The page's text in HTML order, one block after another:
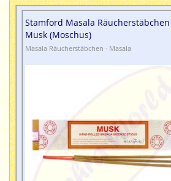
Stamford Masala Räucherstäbchen
Musk (Moschus)
Masala Räucherstäbchen · Masala